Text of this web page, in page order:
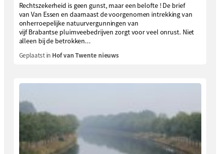
Rechtszekerheid is geen gunst, maar een belofte ! De brief
van Van Essen en daarnaast de voorgenomen intrekking van
onherroepelijke natuurvergunningen van
vijf Brabantse pluimveebedrijven zorgt voor veel onrust. Niet
alleen bij de betrokken...
Geplaatst in Hof van Twente nieuws